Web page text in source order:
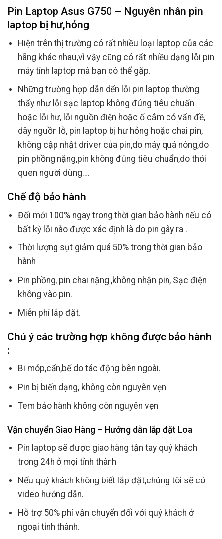
Pin Laptop Asus G750 – Nguyên nhân pin
laptop bị hư,hỏng
Hiện trên thị trường có rất nhiều loại laptop của các
hãng khác nhau,vì vậy cũng có rất nhiều dạng lỗi pin
máy tính laptop mà bạn có thể gặp.
Những trường hợp dẫn dến lỗi pin laptop thường
thấy như lỗi sạc laptop không đúng tiêu chuẩn
hoặc lỗi hư, lỗi nguồn điện hoặc ổ cắm có vấn đề,
dây nguồn lỗ, pin laptop bị hư hỏng hoặc chai pin,
không cập nhật driver của pin,do máy quá nóng,do
pin phồng nặng,pin không đúng tiêu chuẩn,do thói
quen người dùng….
Chế độ bảo hành
Đổi mới 100% ngay trong thời gian bảo hành nếu có
bất kỳ lỗi nào được xác định là do pin gây ra .
Thời lượng sụt giảm quá 50% trong thời gian bảo
hành
Pin phồng, pin chai nặng ,không nhận pin, Sạc điện
không vào pin.
Miễn phí lắp đặt.
Chú ý các trường hợp không được bảo hành
:
Bi móp,cấn,bể do tác động bên ngoài.
Pin bị biến dạng, không còn nguyên vẹn.
Tem bảo hành không còn nguyên vẹn
Vận chuyển Giao Hàng – Hướng dẫn lắp đặt Loa
Pin laptop sẽ được giao hàng tận tay quý khách
trong 24h ở mọi tỉnh thành
Nếu quý khách không biết lắp đặt,chúng tôi sẽ có
video hướng dẫn.
Hỗ trợ 50% phí vận chuyển đối với quý khách ở
ngoại tỉnh thành.